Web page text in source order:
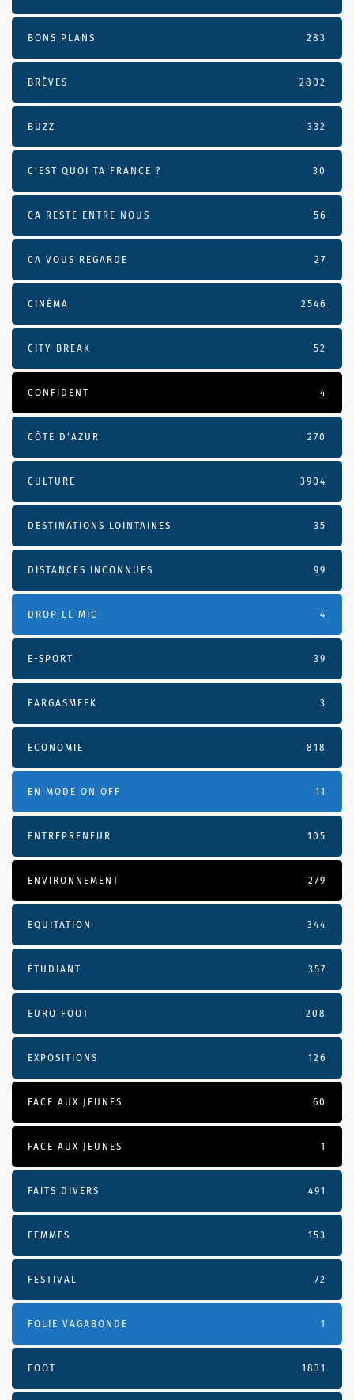
BONS PLANS 283
BRÈVES 2802
BUZZ 332
C'EST QUOI TA FRANCE ? 30
CA RESTE ENTRE NOUS 56
CA VOUS REGARDE 27
CINÉMA 2546
CITY-BREAK 52
CONFIDENT 4
CÔTE D’AZUR 270
CULTURE 3904
DESTINATIONS LOINTAINES 35
DISTANCES INCONNUES 99
DROP LE MIC 4
E-SPORT 39
EARGASMEEK 3
ECONOMIE 818
EN MODE ON OFF 11
ENTREPRENEUR 105
ENVIRONNEMENT 279
EQUITATION 344
ÉTUDIANT 357
EURO FOOT 208
EXPOSITIONS 126
FACE AUX JEUNES 60
FACE AUX JEUNES 1
FAITS DIVERS 491
FEMMES 153
FESTIVAL 72
FOLIE VAGABONDE 1
FOOT 1831